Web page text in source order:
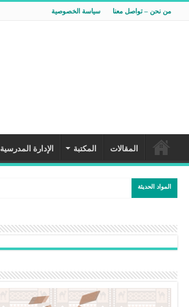
من نحن – تواصل معنا سياسة الخصوصية
المقالات المكتبة الإدارة المدرسية
المواد الحديثة